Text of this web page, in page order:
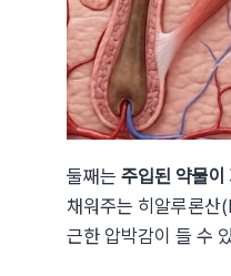
둘째는 주입된 약물
채워주는 히알루론산
근한 압박감이 들 수